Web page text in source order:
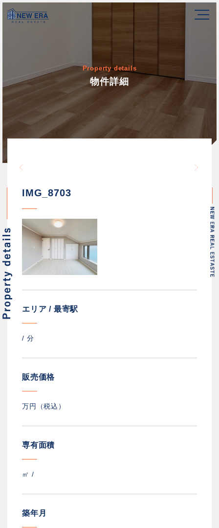
Property details
物件詳細
/home/newerakk/
IMG_8703
エリア / 最寄駅
/ 分
販売価格
万円（税込）
専有面積
㎡ /
築年月